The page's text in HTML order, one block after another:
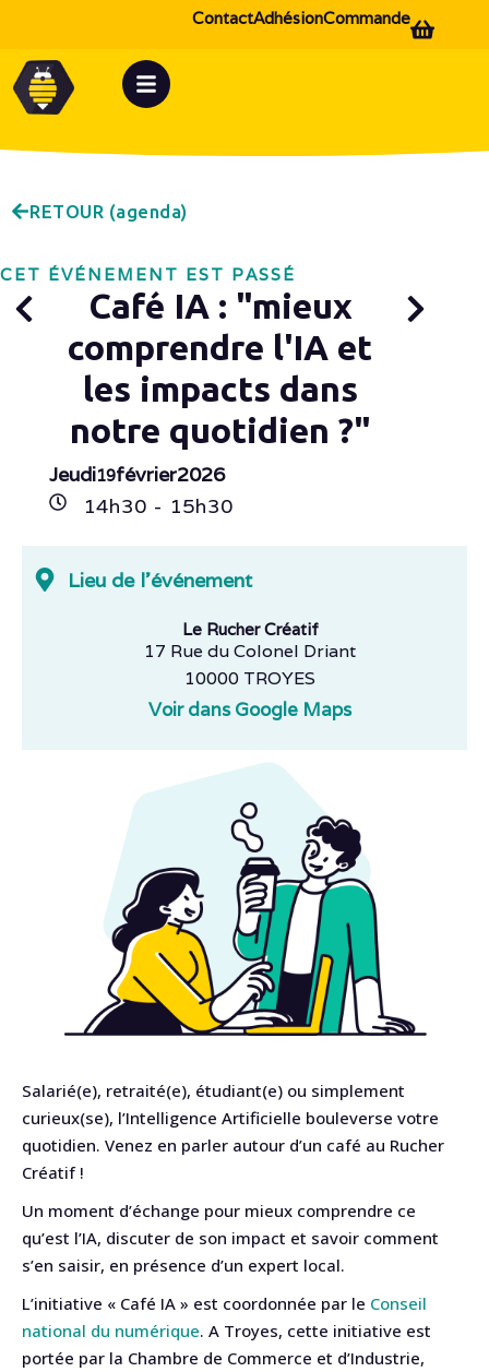
Commande
Adhésion
Contact
RETOUR (agenda)
CET ÉVÉNEMENT EST PASSÉ
Café IA : "mieux
comprendre l'IA et
les impacts dans
notre quotidien ?"
Jeudi19février2026
14h30 - 15h30
Lieu de l'événement
Le Rucher Créatif
17 Rue du Colonel Driant
10000 TROYES
Voir dans Google Maps
Salarié(e), retraité(e), étudiant(e) ou simplement
curieux(se), l’Intelligence Artificielle bouleverse votre
quotidien. Venez en parler autour d’un café au Rucher
Créatif !
Un moment d’échange pour mieux comprendre ce
qu’est l’IA, discuter de son impact et savoir comment
s’en saisir, en présence d’un expert local.
L’initiative « Café IA » est coordonnée par le Conseil
national du numérique. A Troyes, cette initiative est
portée par la Chambre de Commerce et d’Industrie,